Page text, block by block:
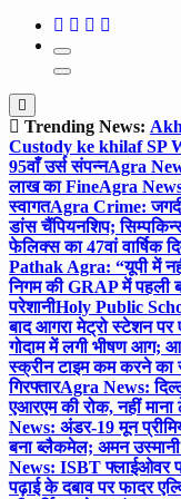
Trending News:
Custody ke khilaf SP
95वाँ उर्स संपन्नAgra
लाख का FineAgra
स्वागतAgra Crime:
डांस चैंपियनशिप;
फेलिक्स का 47वां वार्षिक
Pathak Agra: “यूपी में
निगम की GRAP में पहली
परेशानीHoly Public
बाद आगरा मेट्रो स्टेशन पर
गोदाम में लगी भीषण आग;
स्क्रीन टाइम कम करने का
गिरफ्तारAgra News:
एआरएम की रोक, नहीं
News: अंडर-19 मून
बना ब्लैकमेल; अमन
News: ISBT फ्लाईओवर
पढ़ाई के दबाव पर फादर